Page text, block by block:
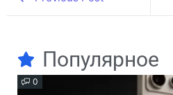
Популярное
0